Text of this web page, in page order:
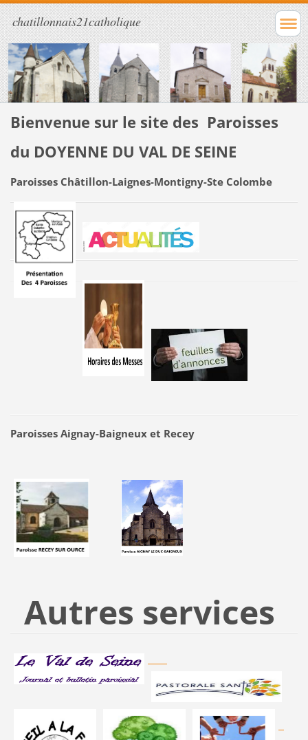
chatillonnais21catholique
Bienvenue sur le site des Paroisses
du DOYENNE DU VAL DE SEINE
Paroisses Châtillon-Laignes-Montigny-Ste Colombe
Paroisses Aignay-Baigneux et Recey
Autres services